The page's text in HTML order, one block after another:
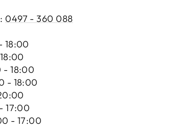
: 0497 - 360 088
18:00
- 18:00
- 18:00
17:00
- 17:00